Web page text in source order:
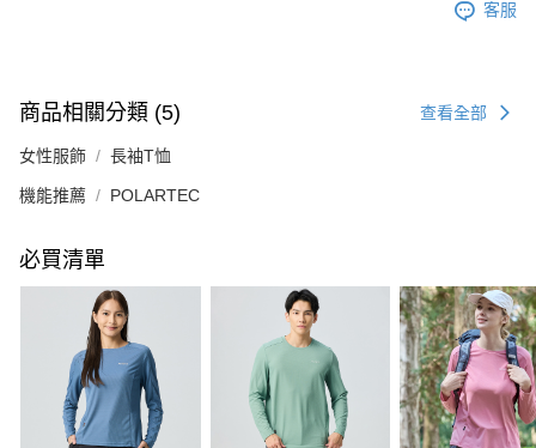
客服
商品相關分類 (5) 查看全部
女性服飾 長袖T恤
機能推薦 POLARTEC
必買清單